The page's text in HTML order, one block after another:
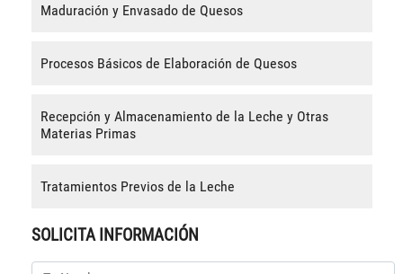
Maduración y Envasado de Quesos
Procesos Básicos de Elaboración de Quesos
Recepción y Almacenamiento de la Leche y Otras
Materias Primas
Tratamientos Previos de la Leche
SOLICITA INFORMACIÓN